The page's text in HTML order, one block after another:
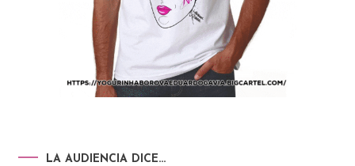
LA AUDIENCIA DICE…